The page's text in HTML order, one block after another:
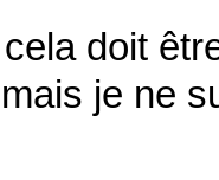
doit
je ne